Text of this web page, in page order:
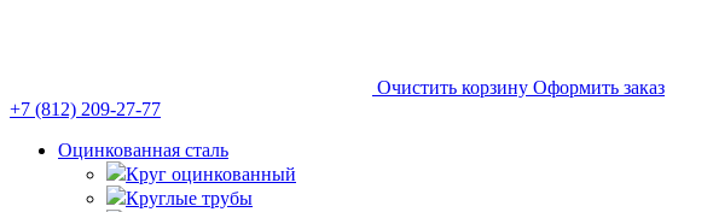
Очистить корзину Оформить заказ
+7 (812) 209-27-77
Оцинкованная сталь
Круг оцинкованный
Круглые трубы